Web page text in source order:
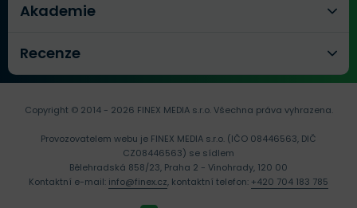
Akademie
Recenze
Copyright © 2014 - 2026 FINEX MEDIA s.r.o.Všechna práva vyhrazena.
Provozovatelem webu je FINEX MEDIA s.r.o. (IČO 08446563, DIČ
CZ08446563) se sídlem
Bělehradská 858/23, Praha 2 - Vinohrady, 120 00
Kontaktní e-mail: info@finex.cz, kontaktní telefon: +420 704 183 785